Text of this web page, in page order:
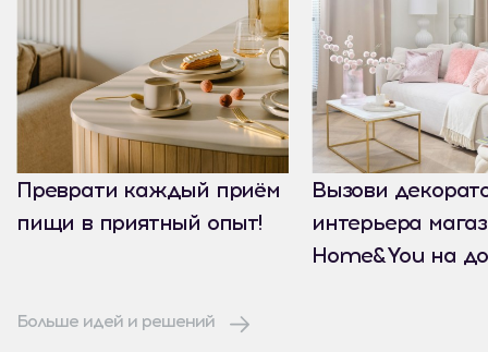
Преврати каждый приём
пищи в приятный опыт!
Вызови
интерьера
Home&You на
Больше идей и решений